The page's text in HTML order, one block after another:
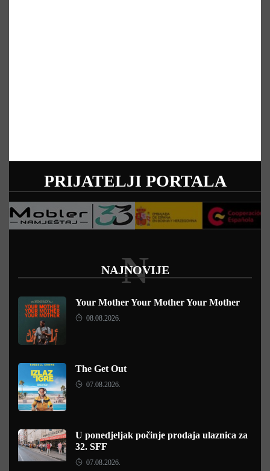
PRIJATELJI PORTALA
NAJNOVIJE
N
Your Mother Your Mother Your Mother
08.08.2026.
The Get Out
07.08.2026.
U ponedjeljak počinje prodaja ulaznica za
32. SFF
07.08.2026.